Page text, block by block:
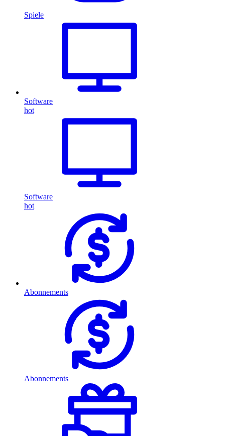
Spiele
Software
hot
Software
hot
Abonnements
Abonnements